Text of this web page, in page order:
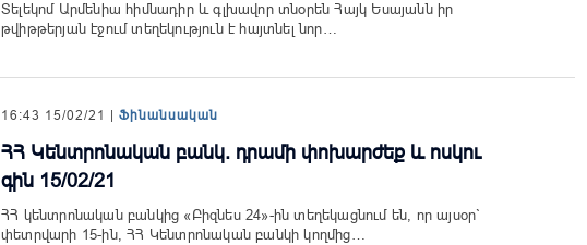
Տելեկոմ Արմենիա հիմնադիր և գլխավոր տնօրեն Հայկ Եսայանն իր
թվիթթերյան էջում տեղեկություն է հայտնել նոր…
16:43 15/02/21 | Ֆինանսական
ՀՀ Կենտրոնական բանկ. դրամի փոխարժեք և ոսկու
գին 15/02/21
ՀՀ կենտրոնական բանկից «Բիզնես 24»-ին տեղեկացնում են, որ այսօր`
փետրվարի 15-ին, ՀՀ Կենտրոնական բանկի կողմից…